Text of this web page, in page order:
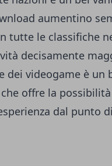
aumentino
tutte le classifiche
decisamente
dei videogame è un
offre la
dal punto